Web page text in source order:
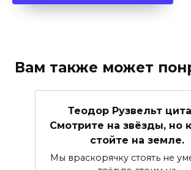
Вам также может
Теодор Рузвельт
Смотрите на звёзды, но
стойте на земле.
Мы враскорячку стоять не